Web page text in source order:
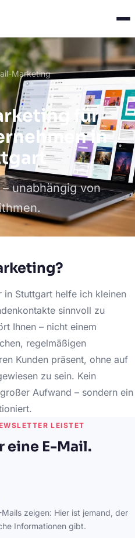
Marketing
für
in
unabhängig von
Stuttgart helfe ich kleinen
sinnvoll zu
Ihnen – nicht einem
regelmäßigen
Kunden präsent, ohne auf
zu sein. Kein
Aufwand – sondern ein
LEISTET
eine E-Mail.
zeigen: Hier ist jemand, der
Informationen gibt.